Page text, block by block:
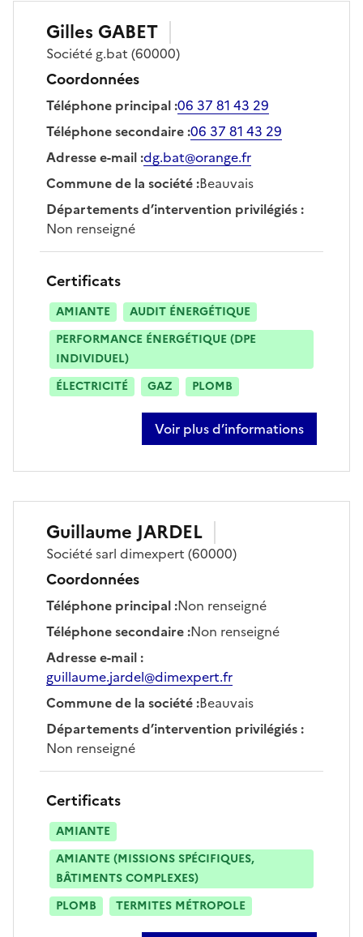
Gilles GABET
Société g.bat (60000)
Coordonnées
Téléphone principal:06 37 81 43 29
Téléphone secondaire:06 37 81 43 29
Adresse e-mail:dg.bat@orange.fr
Commune de la société:Beauvais
Départements d’intervention privilégiés:
Non renseigné
Certificats
AMIANTE
AUDIT ÉNERGÉTIQUE
PERFORMANCE ÉNERGÉTIQUE (DPE
INDIVIDUEL)
ÉLECTRICITÉ
GAZ PLOMB
Voir plus d’informations
sur gilles gabet
Guillaume JARDEL
Sociétésarl dimexpert (60000)
Coordonnées
Téléphone principal:Non renseigné
Téléphone secondaire:Non renseigné
Adresse e-mail:
guillaume.jardel@dimexpert.fr
Commune de la société:Beauvais
Départements d’intervention privilégiés:
Non renseigné
Certificats
AMIANTE
AMIANTE (MISSIONS SPÉCIFIQUES,
BÂTIMENTS COMPLEXES)
PLOMB
TERMITES MÉTROPOLE